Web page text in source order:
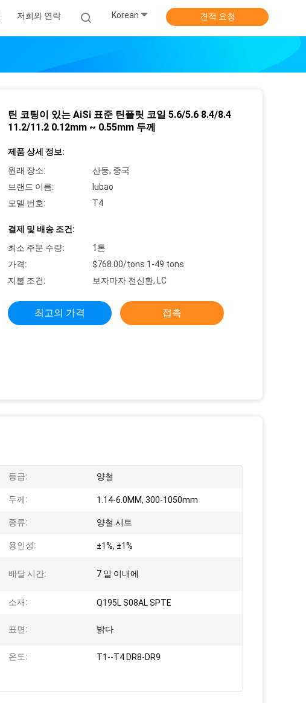
저희와 연락 Korean 견적 요청
틴 코팅이 있는 AiSi 표준 틴플릿 코일 5.6/5.6 8.4/8.4
11.2/11.2 0.12mm ~ 0.55mm 두께
제품 상세 정보:
원래 장소:
산둥, 중국
브랜드 이름:
lubao
모델 번호:
T4
결제 및 배송 조건:
최소 주문 수량:
1톤
가격:
$768.00/tons 1-49 tons
지불 조건:
보자마자 전신환, LC
최고의 가격 접촉
등급: 양철
두께: 1.14-6.0MM, 300-1050mm
종류: 양철 시트
용인성: ±1%, ±1%
배달 시간: 7 일 이내에
소재: Q195L S08AL SPTE
표면: 밝다
온도: T1--T4 DR8-DR9